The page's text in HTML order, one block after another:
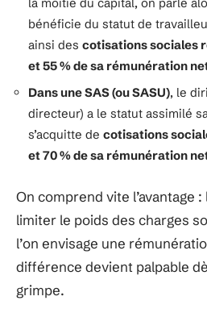
bénéficie du statut de
ainsi des cotisations sociales
et 55 % de sa rémunération
Dans une SAS (ou SASU), le
directeur) a le statut assimilé
s’acquitte de cotisations
et 70 % de sa rémunération
On comprend vite l’avantage
limiter le poids des charges
l’on envisage une
différence devient palpable
grimpe.